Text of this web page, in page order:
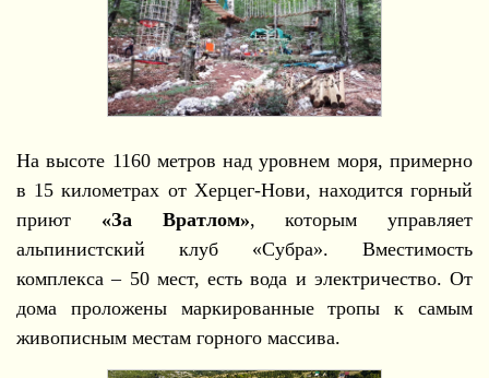
На высоте 1160 метров над уровнем моря, примерно
в 15 километрах от Херцег-Нови, находится горный
приют «За Вратлом», которым управляет
альпинистский клуб «Субра». Вместимость
комплекса – 50 мест, есть вода и электричество. От
дома проложены маркированные тропы к самым
живописным местам горного массива.